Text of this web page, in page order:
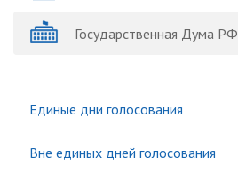
Государственная Дума РФ
Единые дни голосования
Вне единых дней голосования